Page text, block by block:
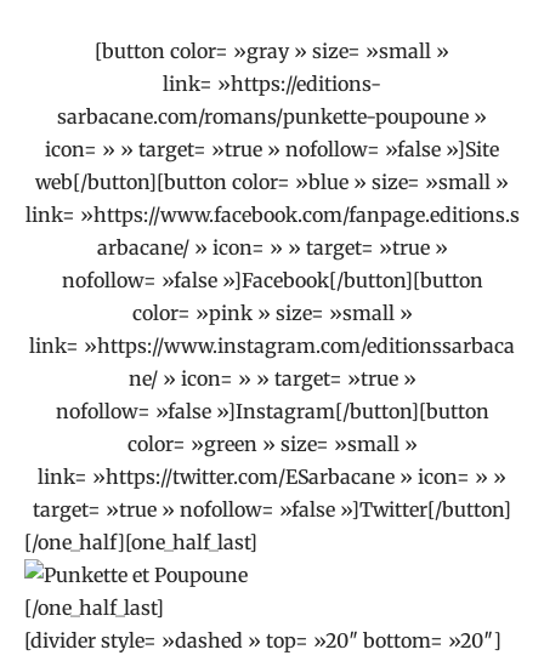
[button color= »gray » size= »small »
link= »https://editions-
sarbacane.com/romans/punkette-poupoune »
icon= » » target= »true » nofollow= »false »]Site
web[/button][button color= »blue » size= »small »
link= »https://www.facebook.com/fanpage.editions.s
arbacane/ » icon= » » target= »true »
nofollow= »false »]Facebook[/button][button
color= »pink » size= »small »
link= »https://www.instagram.com/editionssarbaca
ne/ » icon= » » target= »true »
nofollow= »false »]Instagram[/button][button
color= »green » size= »small »
link= »https://twitter.com/ESarbacane » icon= » »
target= »true » nofollow= »false »]Twitter[/button]
[/one_half][one_half_last]
[/one_half_last]
[divider style= »dashed » top= »20″ bottom= »20″]